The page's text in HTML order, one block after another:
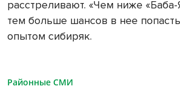
расстреливают. «Чем ниже «Баба-
тем больше шансов в нее
опытом сибиряк.
Районные СМИ